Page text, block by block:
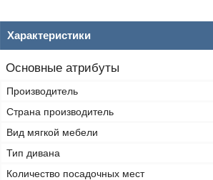
Характеристики
Основные атрибуты
Производитель
Страна производитель
Вид мягкой мебели
Тип дивана
Количество посадочных мест